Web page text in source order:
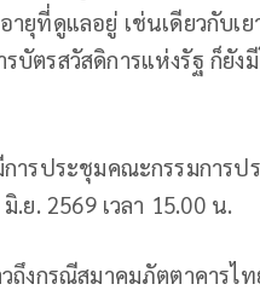
ยุที่ดูแลอยู่ เช่นเดียวกับเ
บัตรสวัสดิการแห่งรัฐ ก็ยั
ารประชุมคณะกรรมการป
ย. 2569 เวลา 15.00 น.
วถึงกรณีสมาคมภัตตาคาร